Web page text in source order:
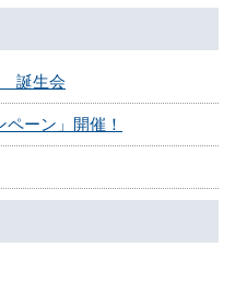
誕生会
ーン」開催！